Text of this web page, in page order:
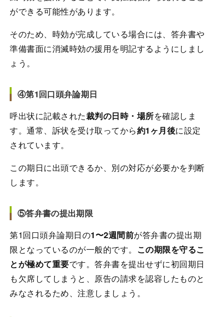
ができる可能性があります。
そのため、時効が完成している場合には、答弁書や
準備書面に消滅時効の援用を明記するようにしまし
ょう。
④第1回口頭弁論期日
呼出状に記載された裁判の日時・場所を確認しま
す。通常、訴状を受け取ってから約1ヶ月後に設定
されています。
この期日に出頭できるか、別の対応が必要かを判断
します。
⑤答弁書の提出期限
第1回口頭弁論期日の1〜2週間前が答弁書の提出期
限となっているのが一般的です。
この期限を守るこ
とが極めて重要です。答弁書を提出せずに初回期日
も欠席してしまうと、原告の請求を認容したものと
みなされるため、注意しましょう。